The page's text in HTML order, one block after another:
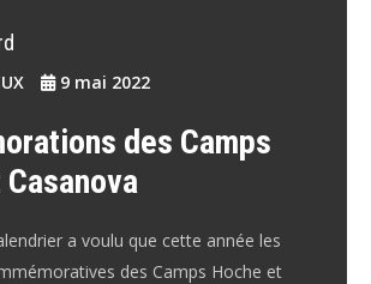
9 mai 2022
des Camps
a voulu que cette année les
des Camps Hoche et